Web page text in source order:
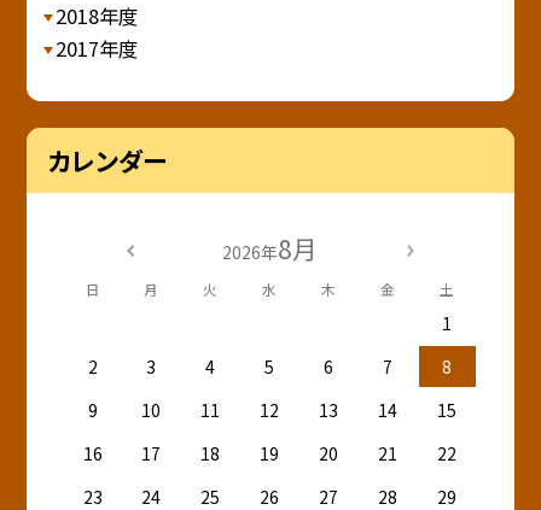
2018年度
2017年度
カレンダー
2026年8月
日 月 火 水 木 金 土
1
2
3 4 5 6 7
8
9
10 11 12 13 14
15
16
17 18 19 20 21
22
23
24 25 26 27 28
29